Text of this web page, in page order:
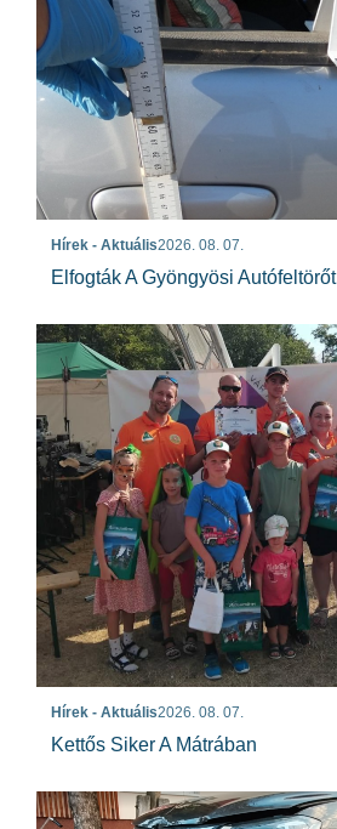
Hírek - Aktuális2026. 08. 07.
Elfogták A Gyöngyösi Autófeltörőt
Hírek - Aktuális2026. 08. 07.
Kettős Siker A Mátrában